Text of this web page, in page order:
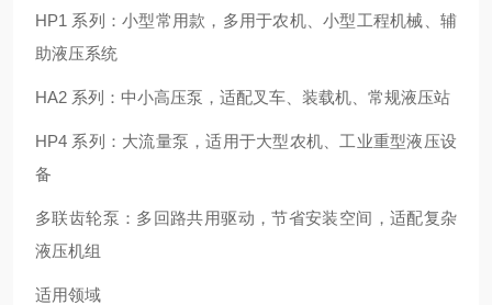
HP1 系列：小型常用款，多用于农机、小型工程机械、辅
助液压系统
HA2 系列：中小高压泵，适配叉车、装载机、常规液压站
HP4 系列：大流量泵，适用于大型农机、工业重型液压设
备
多联齿轮泵：多回路共用驱动，节省安装空间，适配复杂
液压机组
适用领域